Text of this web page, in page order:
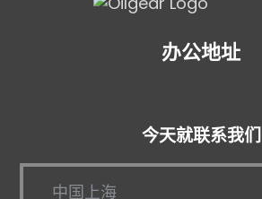
办公地址
今天就联系我们